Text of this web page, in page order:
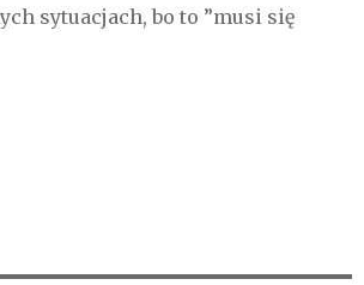
sytuacjach, bo to ”musi się